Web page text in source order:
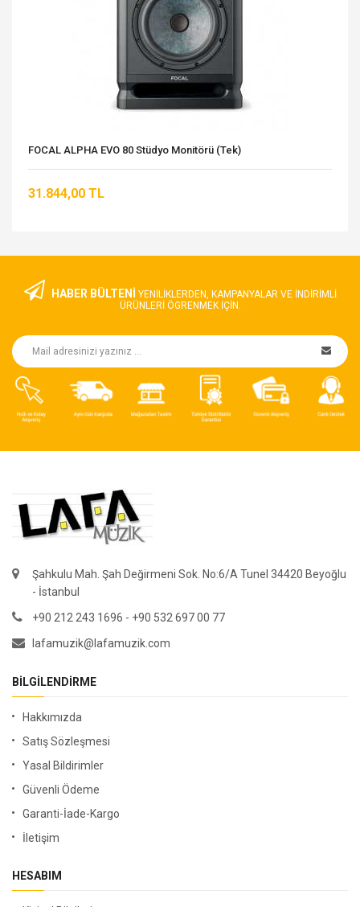
FOCAL ALPHA EVO 80 Stüdyo Monitörü (Tek)
31.844,00 TL
HABER BÜLTENİ YENILIKLERDEN, KAMPANYALAR VE INDIRIMLI
ÜRÜNLERI ÖGRENMEK IÇIN.
Şahkulu Mah. Şah Değirmeni Sok. No:6/A Tunel 34420 Beyoğlu
- İstanbul
+90 212 243 1696 - +90 532 697 00 77
lafamuzik@lafamuzik.com
BILGILENDIRME
Hakkımızda
Satış Sözleşmesi
Yasal Bildirimler
Güvenli Ödeme
Garanti-İade-Kargo
İletişim
HESABIM